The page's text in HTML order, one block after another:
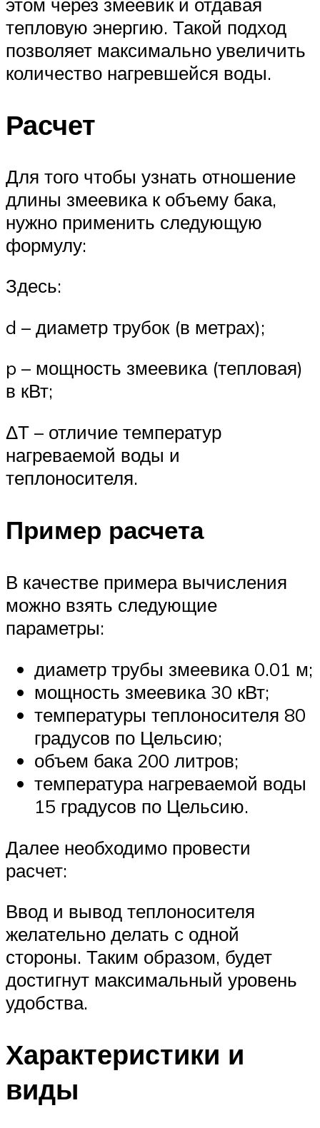
тепловую энергию. Такой подход
позволяет максимально увеличить
количество нагревшейся воды.
Расчет
Для того чтобы узнать отношение
длины змеевика к объему бака,
нужно применить следующую
формулу:
Здесь:
d – диаметр трубок (в метрах);
p – мощность змеевика (тепловая)
в кВт;
ΔТ – отличие температур
нагреваемой воды и
теплоносителя.
Пример расчета
В качестве примера вычисления
можно взять следующие
параметры:
диаметр трубы змеевика 0.01 м;
мощность змеевика 30 кВт;
температуры теплоносителя 80
градусов по Цельсию;
объем бака 200 литров;
температура нагреваемой воды
15 градусов по Цельсию.
Далее необходимо провести
расчет:
Ввод и вывод теплоносителя
желательно делать с одной
стороны. Таким образом, будет
достигнут максимальный уровень
удобства.
Характеристики и
виды